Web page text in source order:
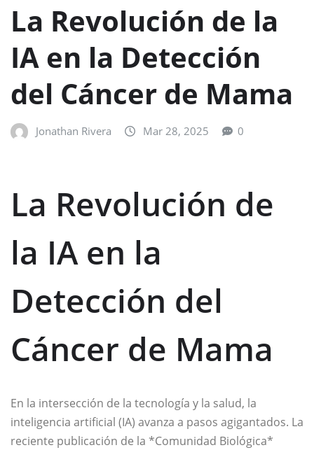
La Revolución de la
IA en la Detección
del Cáncer de Mama
Jonathan Rivera Mar 28, 2025 0
La Revolución de
la IA en la
Detección del
Cáncer de Mama
En la intersección de la tecnología y la salud, la
inteligencia artificial (IA) avanza a pasos agigantados. La
reciente publicación de la *Comunidad Biológica*